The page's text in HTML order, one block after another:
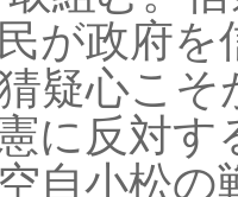
が政府
疑心こ
に反対
自小松